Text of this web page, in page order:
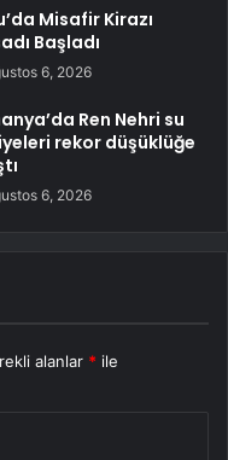
Misafir Kirazı
Başladı
6, 2026
Ren Nehri su
rekor düşüklüğe
6, 2026
alanlar * ile